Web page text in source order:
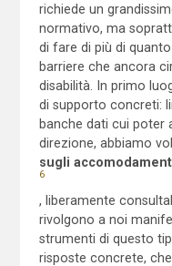
richiede un
normativo, ma
di fare di più di
barriere che ancora
disabilità. In primo
di supporto concreti:
banche dati cui poter
direzione, abbiamo
sugli
6
, liberamente
rivolgono a noi
strumenti di questo
risposte concrete,